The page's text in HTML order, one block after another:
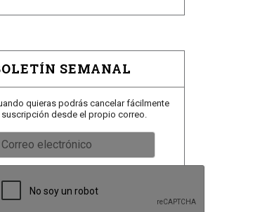
SEMANAL
quieras podrás cancelar fácilmente
suscripción desde el propio correo.